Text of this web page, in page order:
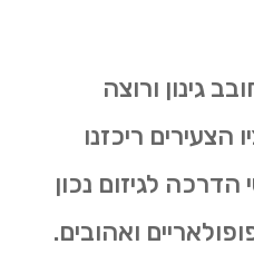
גינון ורוצה
הצעירים ריכזנו
לגיזום נכון
ואהובים.